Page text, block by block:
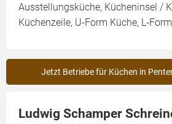
Ausstellungsküche, Kücheninsel /
Küchenzeile, U-Form Küche, L-
Jetzt Betriebe für Küchen in
Ludwig Schamper